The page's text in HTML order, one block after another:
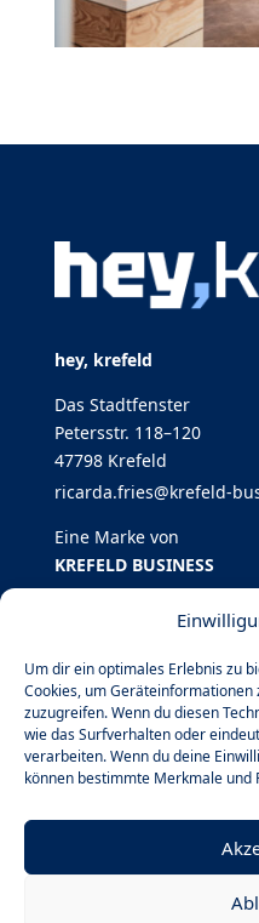
Um dir ein optimales Erlebnis zu
Cookies, um
zuzugreifen. Wenn du diesen
wie das Surfverhalten oder
verarbeiten. Wenn du deine
können bestimmte Merkmale
hey, krefeld
Das Stadtfenster
Petersstr. 118–120
47798 Krefeld
ricarda.fries@krefeld-
Eine Marke von
KREFELD BUSINESS
KREFELD BUSINESS
Impressum
Datenschutzerklärung